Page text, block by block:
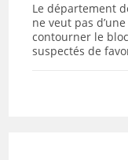
Le département
ne veut pas
contourner le
suspectés de